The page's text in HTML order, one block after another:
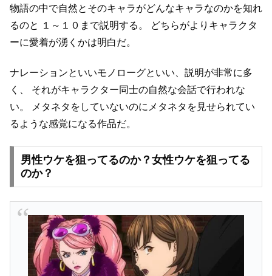
物語の中で自然とそのキャラがどんなキャラなのかを知れ
るのと
１～１０まで説明する。
どちらがよりキャラクタ
ーに愛着が湧くかは明白だ。
ナレーションといいモノローグといい、説明が非常に多
く、
それがキャラクター同士の自然な会話で行われな
い。
メタネタをしていないのにメタネタを見せられてい
るような感覚になる作品だ。
男性ウケを狙ってるのか？女性ウケを狙ってる
のか？